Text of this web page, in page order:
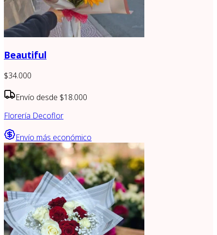
Beautiful
$34.000
Envío desde $18.000
Florería Decoflor
Envío más económico